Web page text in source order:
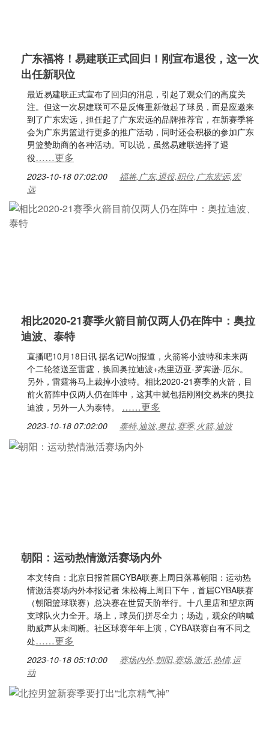
广东福将！易建联正式回归！刚宣布退役，这一次
出任新职位
最近易建联正式宣布了回归的消息，引起了观众们的高度关
注。但这一次易建联可不是反悔重新做起了球员，而是应邀来
到了广东宏远，担任起了广东宏远的品牌推荐官，在新赛季将
会为广东男篮进行更多的推广活动，同时还会积极的参加广东
男篮赞助商的各种活动。可以说，虽然易建联选择了退
役……更多
2023-10-18 07:02:00
福将,广东,退役,职位,广东宏远,宏
远
相比2020-21赛季火箭目前仅两人仍在阵中：奥拉
迪波、泰特
直播吧10月18日讯 据名记Woj报道，火箭将小波特和未来两
个二轮签送至雷霆，换回奥拉迪波+杰里迈亚-罗宾逊-厄尔。
另外，雷霆将马上裁掉小波特。相比2020-21赛季的火箭，目
前火箭阵中仅两人仍在阵中，这其中就包括刚刚交易来的奥拉
迪波，另外一人为泰特。 ……更多
2023-10-18 07:02:00 泰特,迪波,奥拉,赛季,火箭,迪波
朝阳：运动热情激活赛场内外
本文转自：北京日报首届CYBA联赛上周日落幕朝阳：运动热
情激活赛场内外本报记者 朱松梅上周日下午，首届CYBA联赛
（朝阳篮球联赛）总决赛在世贸天阶举行。十八里店和望京两
支球队火力全开。场上，球员们拼尽全力；场边，观众的呐喊
助威声从未间断。社区球赛年年上演，CYBA联赛自有不同之
处……更多
2023-10-18 05:10:00
赛场内外,朝阳,赛场,激活,热情,运
动